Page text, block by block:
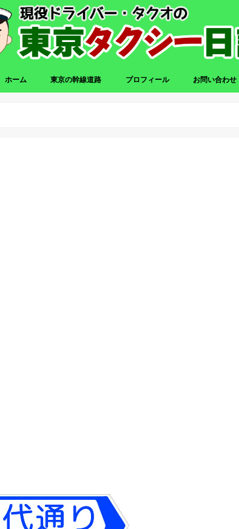
ホーム 東京の幹線道路 プロフィール お問い合わせ